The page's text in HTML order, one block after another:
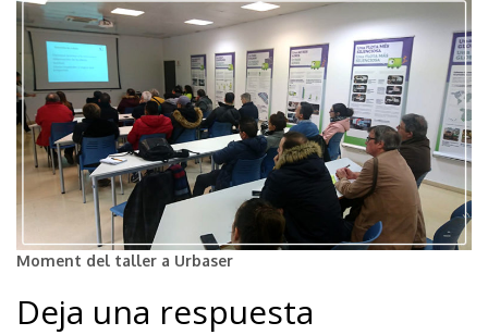
Moment del taller a Urbaser
Deja una respuesta